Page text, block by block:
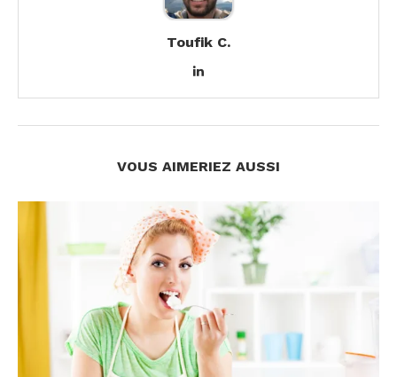
Toufik C.
VOUS AIMERIEZ AUSSI